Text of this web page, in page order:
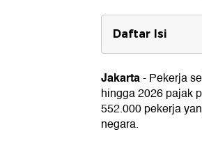
Daftar Isi
'Bonus' Rp
Jakarta-Pekerja
hingga 2026 pajak
552.000 pekerja
negara.